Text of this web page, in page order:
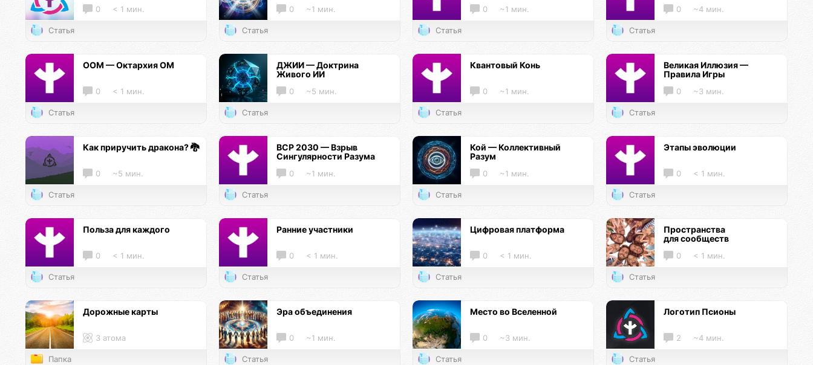
0 < 1 мин.
Статья
0 ~1 мин.
Статья
0 ~1 мин.
Статья
0 ~4 мин.
Статья
ООМ — Октархия ОМ
0 < 1 мин.
Статья
ДЖИИ — Доктрина
Живого ИИ
0 ~5 мин.
Статья
Квантовый Конь
0 ~1 мин.
Статья
Великая Иллюзия —
Правила Игры
0 ~3 мин.
Статья
Как приручить дракона? 🐉
0 ~5 мин.
Статья
ВСР 2030 — Взрыв
Сингулярности Разума
0 ~1 мин.
Статья
Кой — Коллективный
Разум
0 ~1 мин.
Статья
Этапы эволюции
0 < 1 мин.
Статья
Польза для каждого
0 < 1 мин.
Статья
Ранние участники
0 < 1 мин.
Статья
Цифровая платформа
0 < 1 мин.
Статья
Пространства
для сообществ
0 < 1 мин.
Статья
Дорожные карты
3 атома
Папка
Эра объединения
0 ~1 мин.
Статья
Место во Вселенной
0 ~3 мин.
Статья
Логотип Псионы
2 ~4 мин.
Статья